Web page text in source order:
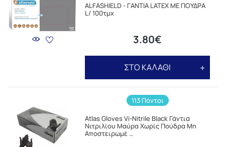
ALFASHIELD - ΓΑΝΤΙΑ LATEX ΜΕ ΠΟΥΔΡΑ
L/ 100τμχ
3.80€
ΣΤΟ ΚΑΛΑΘΙ
113 Πόντοι
Atlas Gloves Vi-Nitrile Black Γάντια
Νιτριλίου Μαύρα Χωρίς Πούδρα Μη
Αποστειρωμέ …